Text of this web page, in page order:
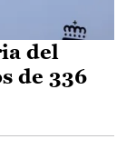
del
de 336